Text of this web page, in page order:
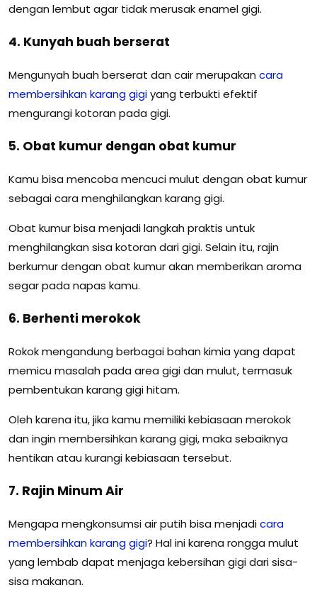
dengan lembut agar tidak merusak enamel gigi.
4. Kunyah buah berserat
Mengunyah buah berserat dan cair merupakan cara
membersihkan karang gigiyang terbukti efektif
mengurangi kotoran pada gigi.
5. Obat kumur dengan obat kumur
Kamu bisa mencoba mencuci mulut dengan obat kumur
sebagai cara menghilangkan karang gigi.
Obat kumur bisa menjadi langkah praktis untuk
menghilangkan sisa kotoran dari gigi. Selain itu, rajin
berkumur dengan obat kumur akan memberikan aroma
segar pada napas kamu.
6. Berhenti merokok
Rokok mengandung berbagai bahan kimia yang dapat
memicu masalah pada area gigi dan mulut, termasuk
pembentukan karang gigi hitam.
Oleh karena itu, jika kamu memiliki kebiasaan merokok
dan ingin membersihkan karang gigi, maka sebaiknya
hentikan atau kurangi kebiasaan tersebut.
7. Rajin Minum Air
Mengapa mengkonsumsi air putih bisa menjadicara
membersihkan karang gigi? Hal ini karena rongga mulut
yang lembab dapat menjaga kebersihan gigi dari sisa-
sisa makanan.